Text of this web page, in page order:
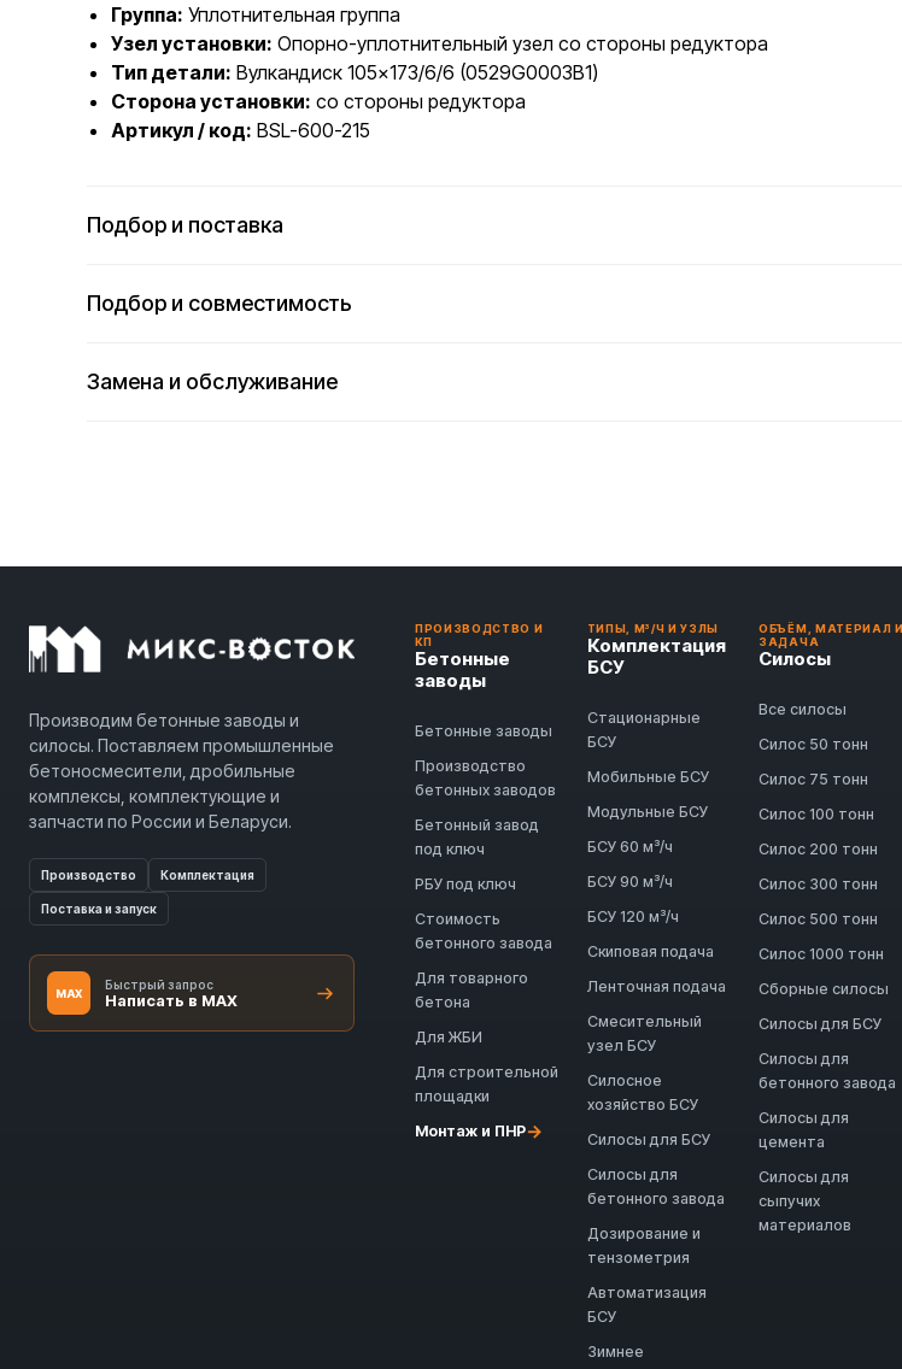
Группа: Уплотнительная группа
Узел установки: Опорно-уплотнительный узел со стороны редуктора
Тип детали: Вулкандиск 105×173/6/6 (0529G0003B1)
Сторона установки: со стороны редуктора
Артикул / код: BSL-600-215
Подбор и поставка
Подбор и совместимость
Замена и обслуживание
Производим бетонные заводы и
силосы. Поставляем промышленные
бетоносмесители, дробильные
комплексы, комплектующие и
запчасти по России и Беларуси.
Производство Комплектация
Поставка и запуск
MAX
Быстрый запрос
Написать в MAX
ПРОИЗВОДСТВО И
КП
Бетонные
заводы
Бетонные заводы
Производство
бетонных заводов
Бетонный завод
под ключ
РБУ под ключ
Стоимость
бетонного завода
Для товарного
бетона
Для ЖБИ
Для строительной
площадки
Монтаж и ПНР→
ТИПЫ, М³/Ч И УЗЛЫ
Комплектация
БСУ
Стационарные
БСУ
Мобильные БСУ
Модульные БСУ
БСУ 60 м³/ч
БСУ 90 м³/ч
БСУ 120 м³/ч
Скиповая подача
Ленточная подача
Смесительный
узел БСУ
Силосное
хозяйство БСУ
Силосы для БСУ
Силосы для
бетонного завода
Дозирование и
тензометрия
Автоматизация
БСУ
Зимнее
ОБЪЁМ, МАТЕРИАЛ И
ЗАДАЧА
Силосы
Все силосы
Силос 50 тонн
Силос 75 тонн
Силос 100 тонн
Силос 200 тонн
Силос 300 тонн
Силос 500 тонн
Силос 1000 тонн
Сборные силосы
Силосы для БСУ
Силосы для
бетонного завода
Силосы для
цемента
Силосы для
сыпучих
материалов